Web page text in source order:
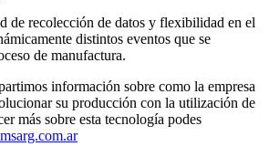
de recolección de datos y flexibilidad en el
distintos eventos que se
de manufactura.
información sobre como la empresa
su producción con la utilización de
más sobre esta tecnología podes